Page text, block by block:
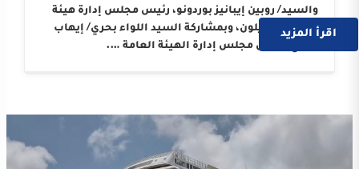
والسيد/ روبين إيبانيز بوردونو، رئيس مجلس إدارة هيئة
ميناء كاستيلون، وبمشاركة السيد اللواء بحري/ إيهاب
صلاح، رئيس مجلس إدارة الهيئة العامة ….
اقرأ المزيد